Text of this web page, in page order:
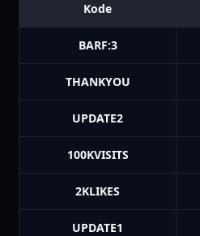
Kode
BARF:3
THANKYOU
UPDATE2
100KVISITS
2KLIKES
UPDATE1